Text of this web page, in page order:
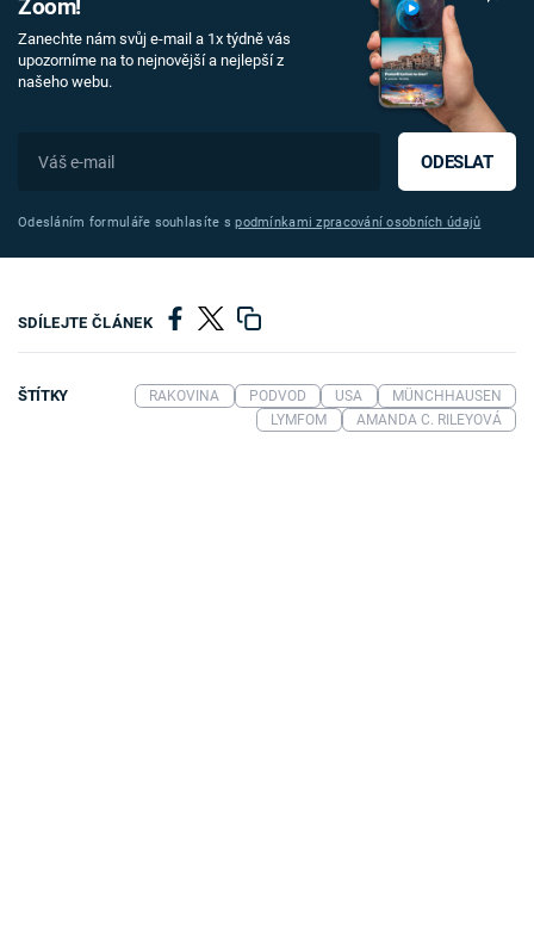
Zoom!
Zanechte nám svůj e-mail a 1x týdně vás
upozorníme na to nejnovější a nejlepší z
našeho webu.
ODESLAT
Odesláním formuláře souhlasíte spodmínkami zpracování osobních údajů
SDÍLEJTE ČLÁNEK
ŠTÍTKY RAKOVINA PODVOD USA
MÜNCHHAUSEN
LYMFOM
AMANDA C. RILEYOVÁ